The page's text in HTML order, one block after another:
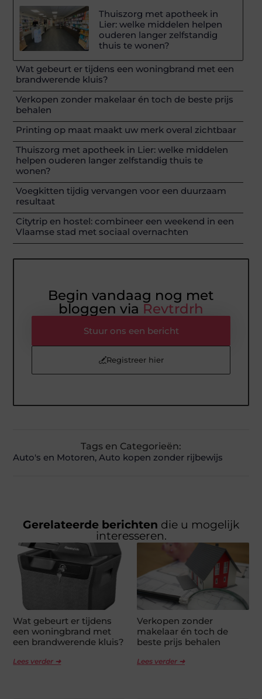
Thuiszorg met apotheek in
Lier: welke middelen helpen
ouderen langer zelfstandig
thuis te wonen?
Wat gebeurt er tijdens een woningbrand met een
brandwerende kluis?
Verkopen zonder makelaar én toch de beste prijs
behalen
Printing op maat maakt uw merk overal zichtbaar
Thuiszorg met apotheek in Lier: welke middelen
helpen ouderen langer zelfstandig thuis te
wonen?
Voegkitten tijdig vervangen voor een duurzaam
resultaat
Citytrip en hostel: combineer een weekend in een
Vlaamse stad met sociaal overnachten
Begin vandaag nog met
bloggen via Revtrdrh
Stuur ons een bericht
Registreer hier
Tags en Categorieën:
Auto's en Motoren,Auto kopen zonder rijbewijs
Gerelateerde berichten die u mogelijk
interesseren.
Wat gebeurt er tijdens
een woningbrand met
een brandwerende kluis?
Lees verder ➜
Verkopen zonder
makelaar én toch de
beste prijs behalen
Lees verder ➜